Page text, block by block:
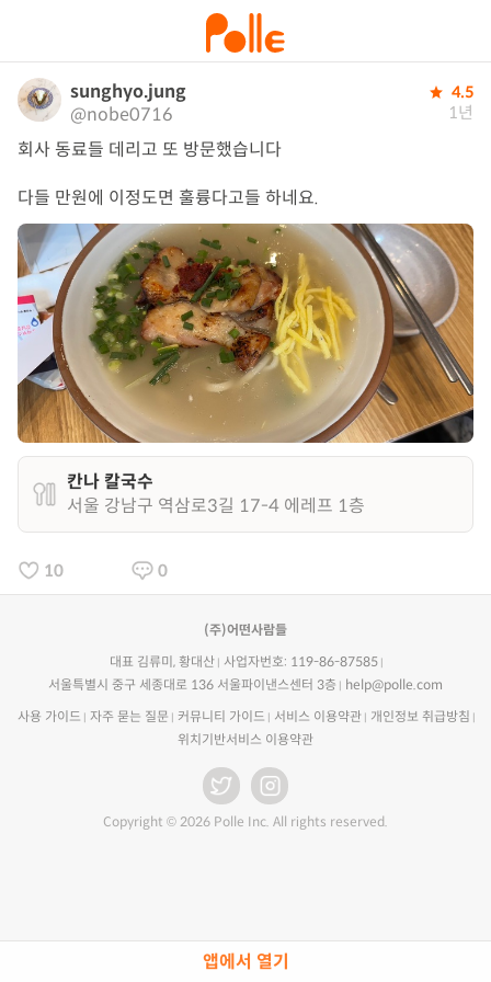
앱에서 열기
sunghyo.jung
@nobe0716
4.5
1년
회사 동료들 데리고 또 방문했습니다
다들 만원에 이정도면 훌륭다고들 하네요.
칸나 칼국수
서울 강남구 역삼로3길 17-4 에레프 1층
10 0
(주)어떤사람들
대표 김류미, 황대산
사업자번호: 119-86-87585
서울특별시 중구 세종대로 136 서울파이낸스센터 3층
help@polle.com
사용 가이드 자주 묻는 질문 커뮤니티 가이드 서비스 이용약관
개인정보 취급방침
위치기반서비스 이용약관
Copyright © 2026 Polle Inc. All rights reserved.